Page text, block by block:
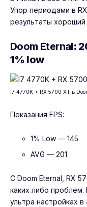
Упор периодами в
результаты хороший
Doom Eternal:
1% low
I7 4770K + RX 5700 XT в
Показания FPS:
1% Low — 145
AVG — 201
С Doom Eternal, RX
каких либо проблем.
ультра настройках в